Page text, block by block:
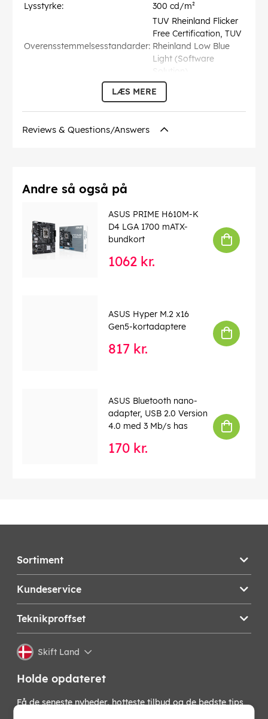
Lysstyrke:
300 cd/m²
Overensstemmelsesstandarder:
TUV Rheinland Flicker
Free Certification, TUV
Rheinland Low Blue
Light (Software
Solution)
Fast IPS
0.311 mm
Produktbeskrivelse:
VG279QM1A - LED-
Spænding:
Full HD (1080p) 1920 x
1080 ved 280 Hz
Vægt:
LÆS MERE
Reviews & Questions/Answers
Andre så også på
ASUS PRIME H610M-K
D4 LGA 1700 mATX-
bundkort
1062 kr.
ASUS Hyper M.2 x16
Gen5-kortadaptere
817 kr.
ASUS Bluetooth nano-
adapter, USB 2.0 Version
4.0 med 3 Mb/s has
170 kr.
Sortiment
Kundeservice
Teknikproffset
Skift Land
Holde opdateret
Få de seneste nyheder, hotteste tilbud og de bedste tips